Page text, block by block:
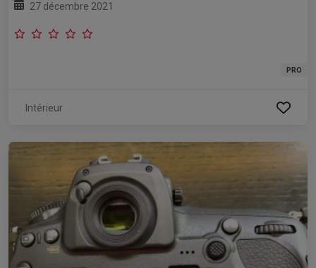
27 décembre 2021
PRO
Intérieur